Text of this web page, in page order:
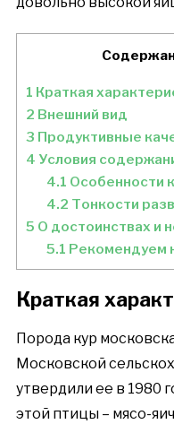
1 Краткая
2 Внешний вид
3 Продуктивные
4 Условия
4.1 Особенности
4.2 Тонкости
5 О достоинствах и
5.1 Рекомендуем
Краткая
Порода кур
Московской
утвердили ее в 1980
этой птицы – мясо-